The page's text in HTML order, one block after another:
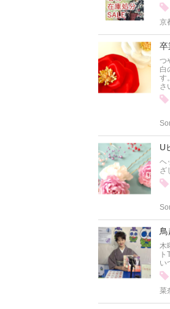
京
卒
つ
白
す
さ
U
ヘ
ざ
木
い
菜